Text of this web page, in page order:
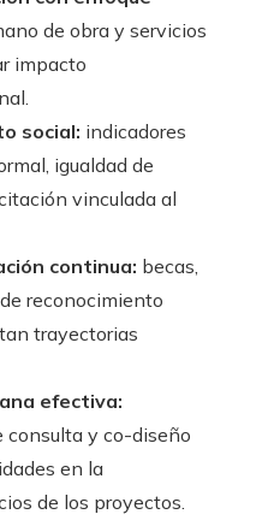
de obra y servicios
impacto
social: indicadores
igualdad de
vinculada al
continua: becas,
reconocimiento
trayectorias
efectiva:
consulta y co-diseño
en la
de los proyectos.